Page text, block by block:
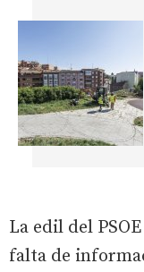
La edil del
falta de